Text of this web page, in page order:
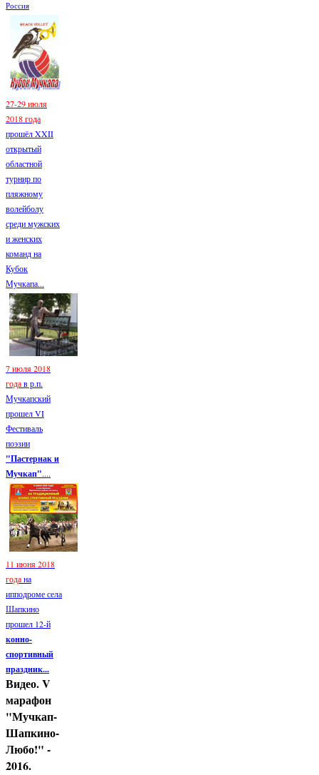
Россия
27-29 июля
2018 года
прошёл XXII
открытый
областной
турнир по
пляжному
волейболу
среди мужских
и женских
команд на
Кубок
Мучкапа...
7 июля 2018
годав р.п.
Мучкапский
прошел VI
Фестиваль
поэзии
"Пастернак и
Мучкап"....
11 июня 2018
годана
ипподроме села
Шапкино
прошел 12-й
конно-
спортивный
праздник...
Видео. V
марафон
"Мучкап-
Шапкино-
Любо!" -
2016.